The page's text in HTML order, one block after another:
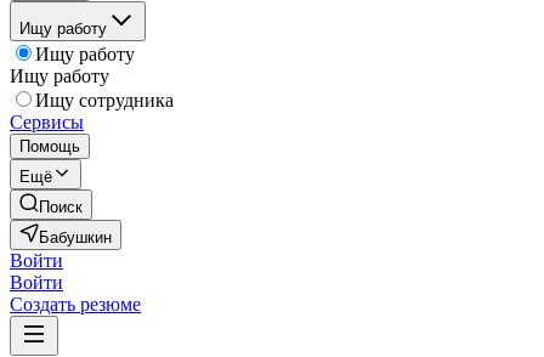
Ищу работу
Ищу работу
Ищу работу
Ищу сотрудника
Сервисы
Помощь
Ещё
Поиск
Бабушкин
Войти
Войти
Создать резюме